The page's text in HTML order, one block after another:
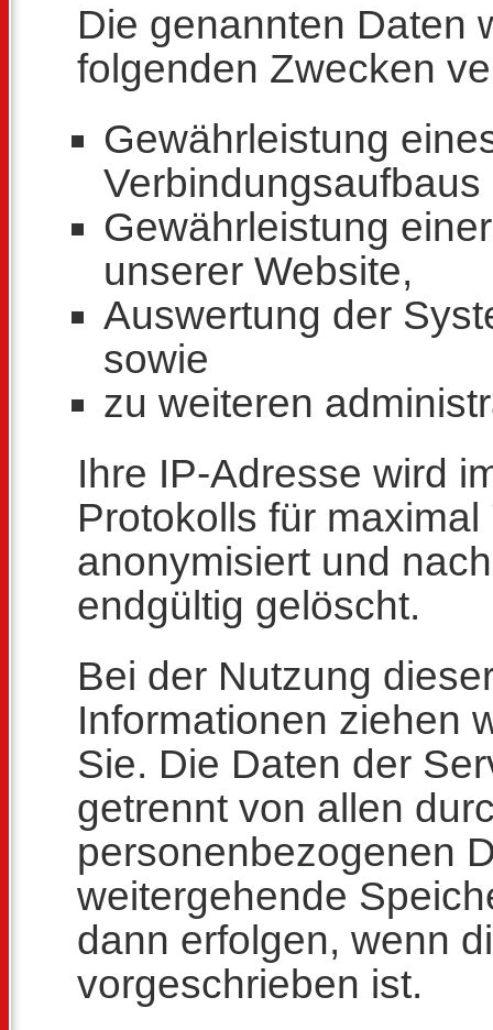
Die genannten Daten
folgenden Zwecken
Gewährleistung
Gewährleistung
unserer Website,
Auswertung der
sowie
zu weiteren
Ihre IP-Adresse wird
Protokolls für
anonymisiert und
endgültig gelöscht.
Bei der Nutzung
Informationen ziehen
Sie. Die Daten der
getrennt von allen
personenbezogenen
weitergehende
dann erfolgen, wenn
vorgeschrieben ist.